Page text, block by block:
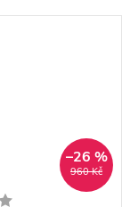
960 Kč
–26 %